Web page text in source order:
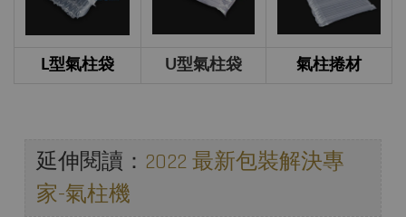
L型氣柱袋 U型氣柱袋 氣柱捲材
延伸閱讀： 2022 最新包裝解決專
家-氣柱機